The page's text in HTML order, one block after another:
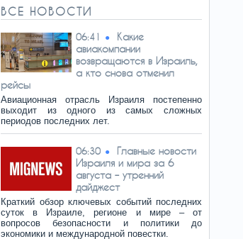
ВСЕ НОВОСТИ
06:41
Какие
авиакомпании
возвращаются в Израиль,
а кто снова отменил
рейсы
Авиационная отрасль Израиля постепенно
выходит из одного из самых сложных
периодов последних лет.
06:30
Главные новости
Израиля и мира за 6
августа – утренний
дайджест
Краткий обзор ключевых событий последних
суток в Израиле, регионе и мире – от
вопросов безопасности и политики до
экономики и международной повестки.